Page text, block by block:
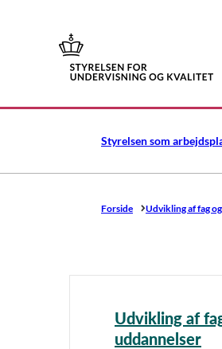
Styrelsen som
Forside Udvikling af fag
Udvikling af
uddannelser